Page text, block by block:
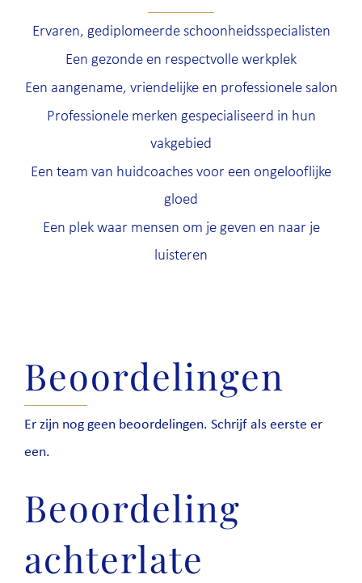
Ervaren, gediplomeerde schoonheidsspecialisten
Een gezonde en respectvolle werkplek
Een aangename, vriendelijke en professionele salon
Professionele merken gespecialiseerd in hun
vakgebied
Een team van huidcoaches voor een ongelooflijke
gloed
Een plek waar mensen om je geven en naar je
luisteren
Beoordelingen
Er zijn nog geen beoordelingen. Schrijf als eerste er
een.
Beoordeling
achterlate